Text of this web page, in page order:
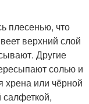
плесенью, что
верхний слой
Другие
солью и
хрена или чёрной